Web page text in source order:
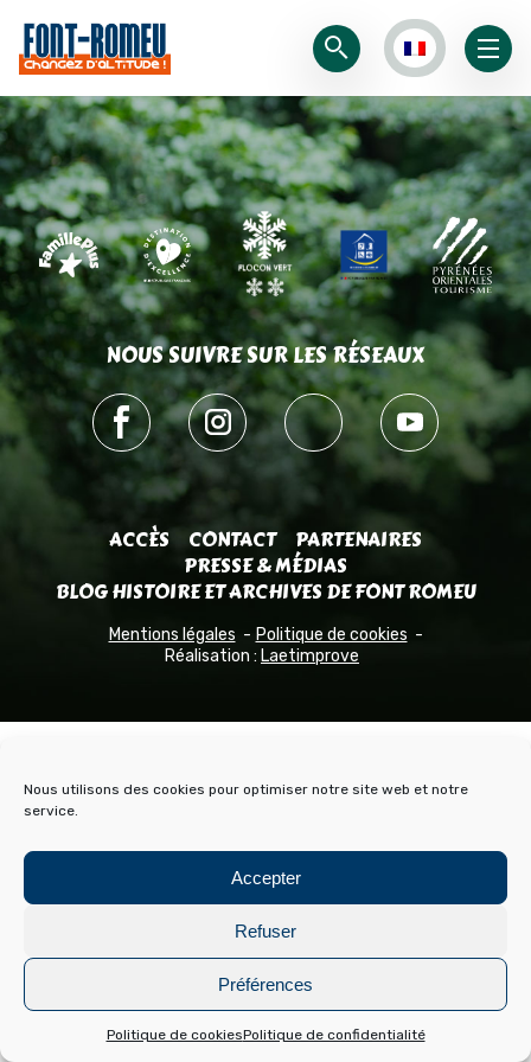
Nous utilisons des cookies pour optimiser notre site web et notre
service.
Accepter
Refuser
Préférences
Politique de cookiesPolitique de confidentialité
NOUS SUIVRE SUR LES RÉSEAUX
ACCÈS CONTACT
PARTENAIRES
PRESSE & MÉDIAS
BLOG HISTOIRE ET ARCHIVES DE FONT ROMEU
Mentions légales
Politique de cookies
Réalisation : Laetimprove